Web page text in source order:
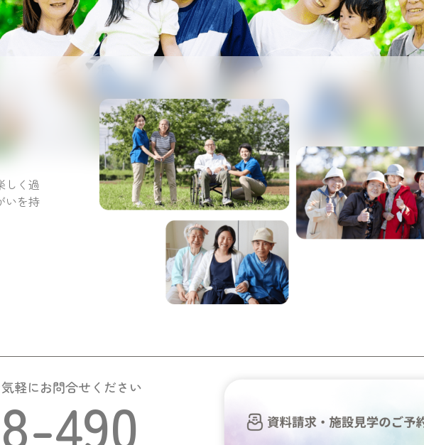
しく過
いを持
軽にお問合せください
490